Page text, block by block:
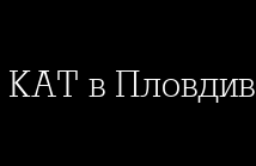
КАТ в Пловдив